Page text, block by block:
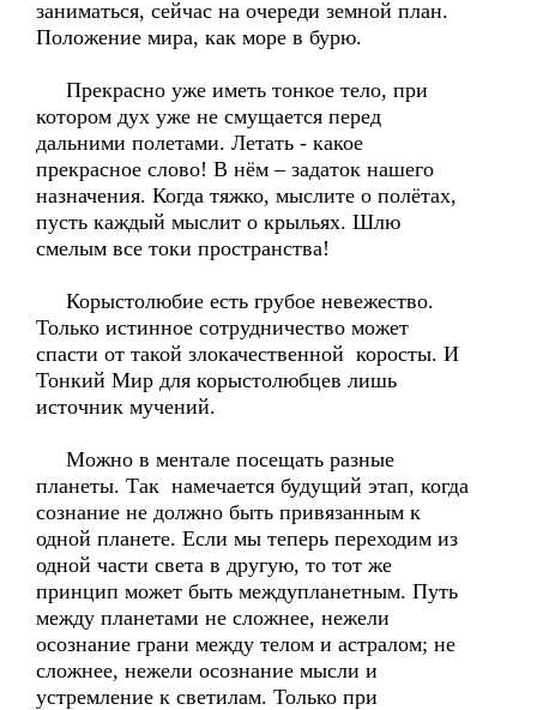
заниматься, сейчас на очереди земной план.
Положение мира, как море в бурю.
Прекрасно уже иметь тонкое тело, при
котором дух уже не смущается перед
дальними полетами. Летать - какое
прекрасное слово! В нём – задаток нашего
назначения. Когда тяжко, мыслите о полётах,
пусть каждый мыслит о крыльях. Шлю
смелым все токи пространства!
Корыстолюбие есть грубое невежество.
Только истинное сотрудничество может
спасти от такой злокачественной коросты. И
Тонкий Мир для корыстолюбцев лишь
источник мучений.
Можно в ментале посещать разные
планеты. Так намечается будущий этап, когда
сознание не должно быть привязанным к
одной планете. Если мы теперь переходим из
одной части света в другую, то тот же
принцип может быть междупланетным. Путь
между планетами не сложнее, нежели
осознание грани между телом и астралом; не
сложнее, нежели осознание мысли и
устремление к светилам. Только при